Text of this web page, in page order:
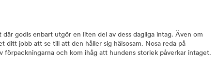
där godis enbart utgör en liten del av dess dagliga intag. Även om
ditt jobb att se till att den håller sig hälsosam. Nosa reda på
förpackningarna och kom ihåg att hundens storlek påverkar intaget.